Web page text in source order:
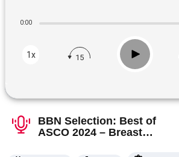
0:00
1x 15 Play
BBN Selection: Best of
ASCO 2024 – Breast